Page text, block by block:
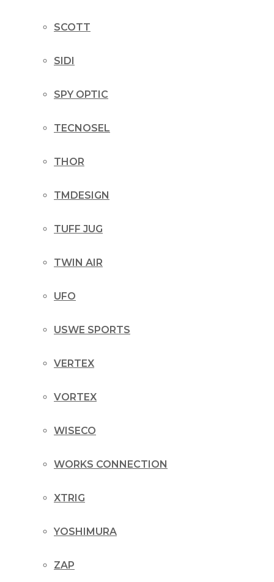
SCOTT
SIDI
SPY OPTIC
TECNOSEL
THOR
TMDESIGN
TUFF JUG
TWIN AIR
UFO
USWE SPORTS
VERTEX
VORTEX
WISECO
WORKS CONNECTION
XTRIG
YOSHIMURA
ZAP